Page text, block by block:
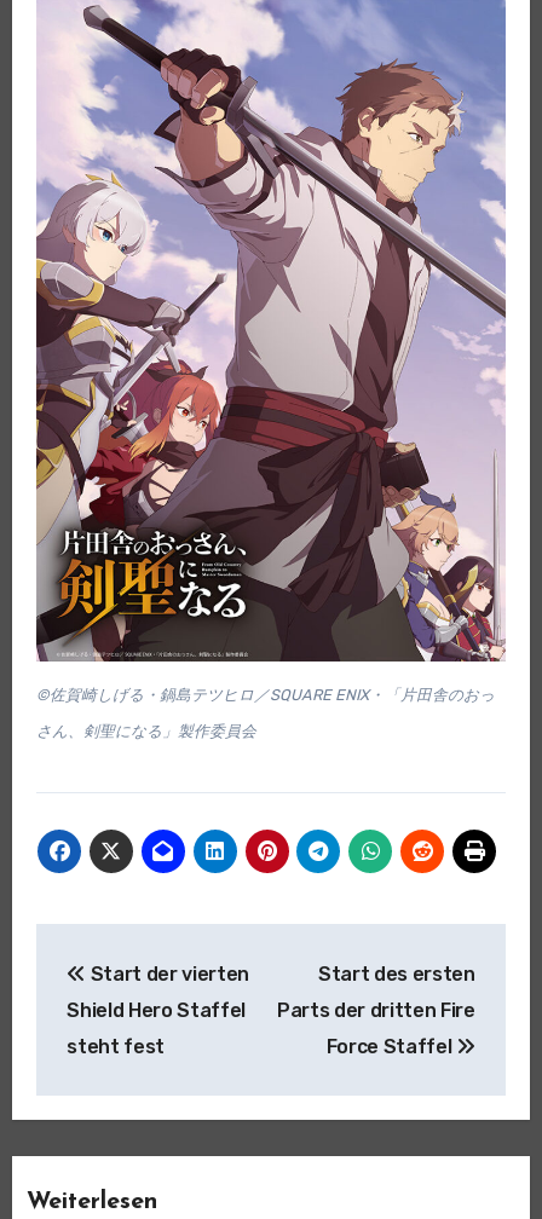
©佐賀崎しげる・鍋島テツヒロ／SQUARE ENIX・「片田舎のおっ
さん、剣聖になる」製作委員会
Start der vierten
Shield Hero Staffel
steht fest
Start des ersten
Parts der dritten Fire
Force Staffel
Weiterlesen